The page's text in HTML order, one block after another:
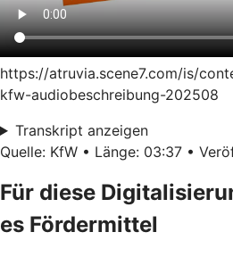
https://atruvia.scene7.com/is/
kfw-audiobeschreibung-202508
Transkript anzeigen
Quelle: KfW • Länge: 03:37 •
Für diese
es Fördermittel